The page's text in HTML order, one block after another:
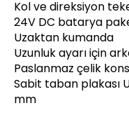
Kol ve direksiyon
24V DC batarya
Uzaktan kumanda
Uzunluk ayarı için
Paslanmaz çelik
Sabit taban plakası
mm